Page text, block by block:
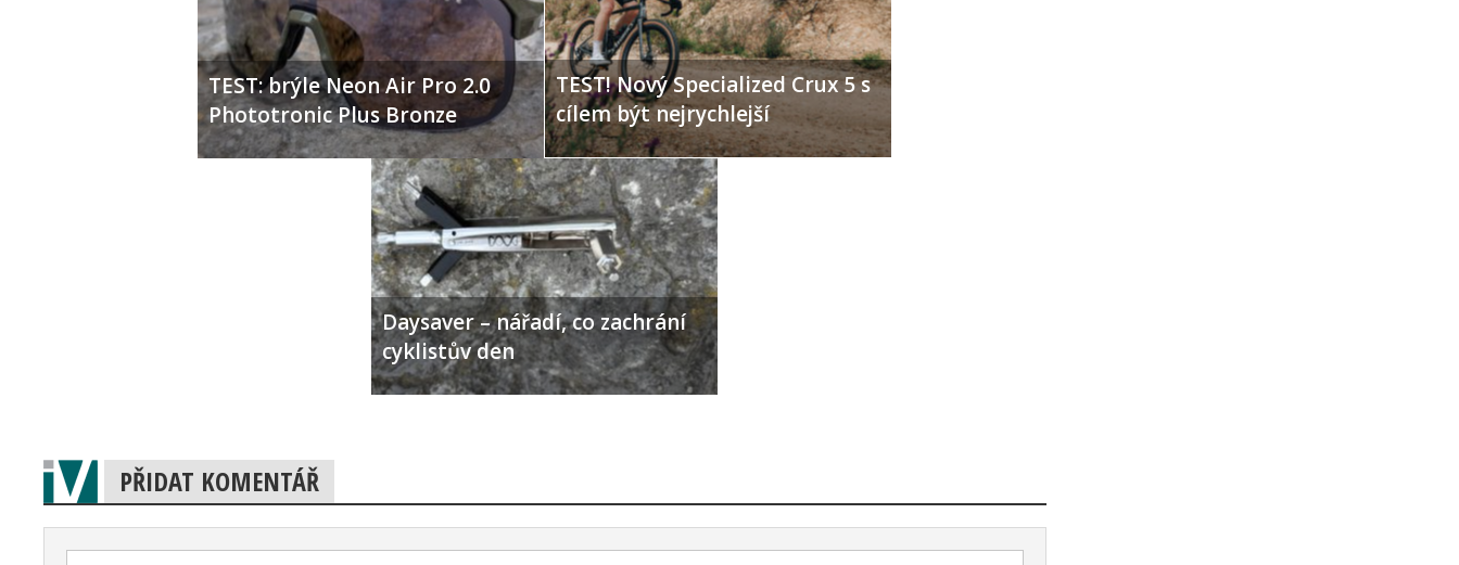
TEST: brýle Neon Air Pro 2.0
Phototronic Plus Bronze
TEST! Nový Specialized Crux 5 s
cílem být nejrychlejší
Daysaver – nářadí, co zachrání
cyklistův den
PŘIDAT KOMENTÁŘ